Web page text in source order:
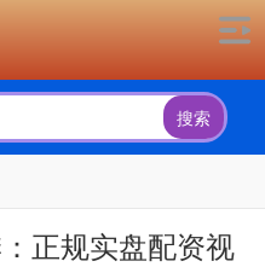
搜索
正规实盘配资视